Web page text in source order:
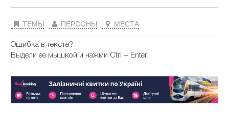
ТЕМЫ ПЕРСОНЫ МЕСТА
Ошибка в тексте?
Выдели ее мышкой и нажми Ctrl + Enter